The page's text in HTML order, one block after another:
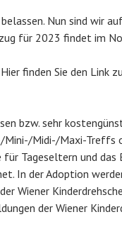
Nun sind wir
für 2023 findet im
finden Sie den Link
bzw. sehr
Mini-/Midi-/Maxi-
Tageseltern und das
In der Adoption
Wiener
der Wiener